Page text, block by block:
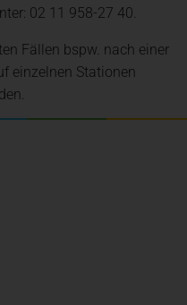
02 11 958-27 40.
Fällen bspw. nach einer
einzelnen Stationen